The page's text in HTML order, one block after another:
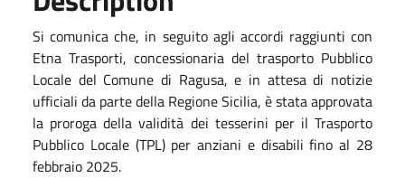
Si comunica che, in seguito agli accordi raggiunti con
Etna Trasporti, concessionaria del trasporto Pubblico
Locale del Comune di Ragusa, e in attesa di notizie
ufficiali da parte della Regione Sicilia, è stata approvata
la proroga della validità dei tesserini per il Trasporto
Pubblico Locale (TPL) per anziani e disabili fino al 28
febbraio 2025.